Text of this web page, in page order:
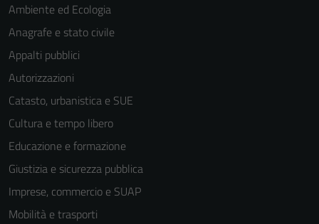
Ambiente ed Ecologia
Anagrafe e stato civile
Appalti pubblici
Autorizzazioni
Catasto, urbanistica e SUE
Cultura e tempo libero
Educazione e formazione
Giustizia e sicurezza pubblica
Imprese, commercio e SUAP
Mobilità e trasporti